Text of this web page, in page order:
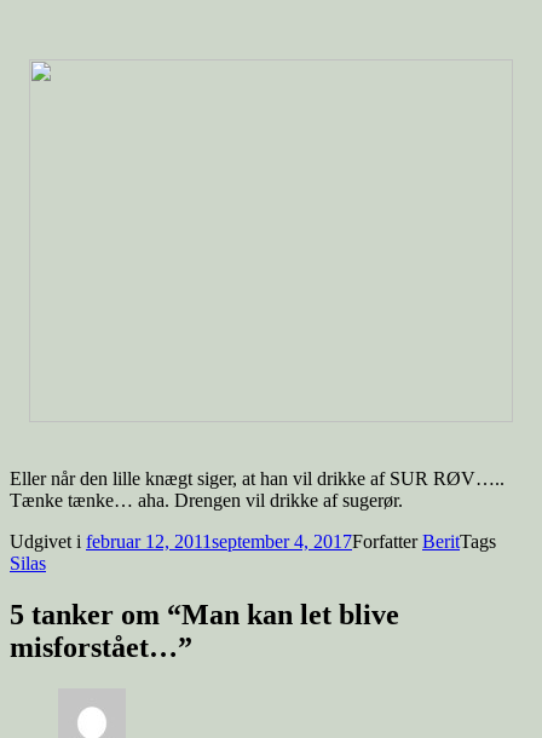
Eller når den lille knægt siger, at han vil drikke af SUR RØV…..
Tænke tænke… aha. Drengen vil drikke af sugerør.
Udgivet i februar 12, 2011september 4, 2017ForfatterBeritTags
Silas
5 tanker om “Man kan let blive
misforstået…”